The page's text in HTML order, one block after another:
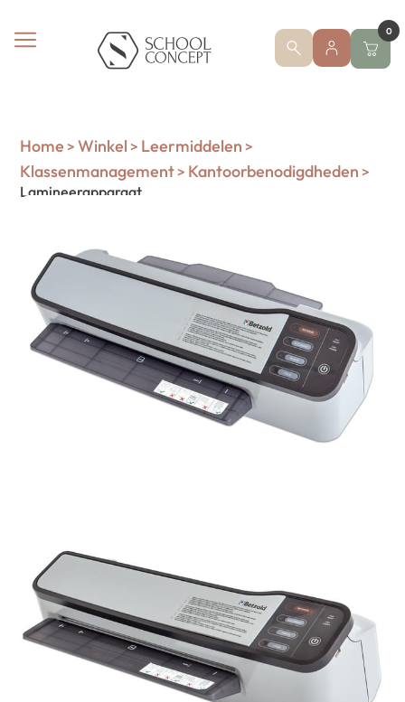
0
Home > Winkel > Leermiddelen >
Klassenmanagement> Kantoorbenodigdheden >
Lamineerapparaat